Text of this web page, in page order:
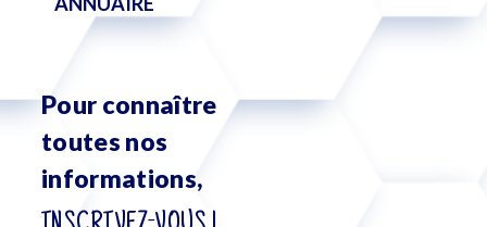
Pour connaître
toutes nos
informations,